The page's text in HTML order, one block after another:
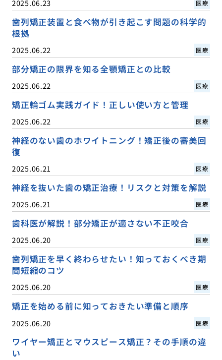
2025.06.23 医療
歯列矯正装置と食べ物が引き起こす問題の科学的
根拠
2025.06.22 医療
部分矯正の限界を知る全顎矯正との比較
2025.06.22 医療
矯正輪ゴム実践ガイド！正しい使い方と管理
2025.06.22 医療
神経のない歯のホワイトニング！矯正後の審美回
復
2025.06.21 医療
神経を抜いた歯の矯正治療！リスクと対策を解説
2025.06.21 医療
歯科医が解説！部分矯正が適さない不正咬合
2025.06.20 医療
歯列矯正を早く終わらせたい！知っておくべき期
間短縮のコツ
2025.06.20 医療
矯正を始める前に知っておきたい準備と順序
2025.06.20 医療
ワイヤー矯正とマウスピース矯正？その手順の違
い